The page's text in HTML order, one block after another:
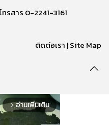
รสาร 0-2241-3161
ติดต่อเรา | Site Map
arrow_forward_ios อ่านเพิ่มเติม